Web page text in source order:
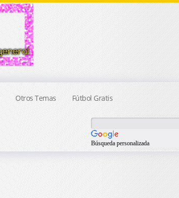
Otros Temas Fútbol Gratis
Búsqueda personalizada